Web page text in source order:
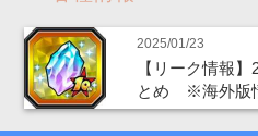
2025/01/23
【リーク情報
とめ ※海外版